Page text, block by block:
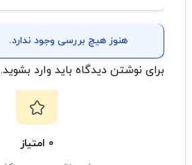
هنوز هیچ بررسی وجود ندارد.
برای نوشتن دیدگاه باید وارد بشوید.
0 امتیاز